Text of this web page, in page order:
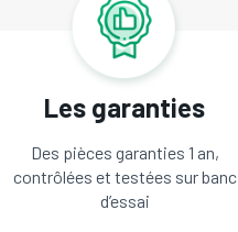
Les garanties
Des pièces garanties 1 an,
contrôlées et testées sur banc
d’essai